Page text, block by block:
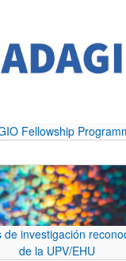
Fellowship
de investigación
de la UPV/EHU